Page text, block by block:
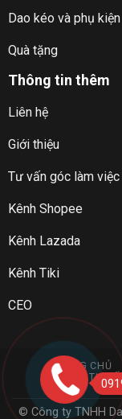
Dao kéo và phụ kiện
Quà tặng
Thông tin thêm
Liên hệ
Giới thiệu
Tư vấn góc làm việc
Kênh Shopee
Kênh Lazada
Kênh Tiki
CEO
TRANG CHỦ
GÓC TƯ
© Công ty TNHH